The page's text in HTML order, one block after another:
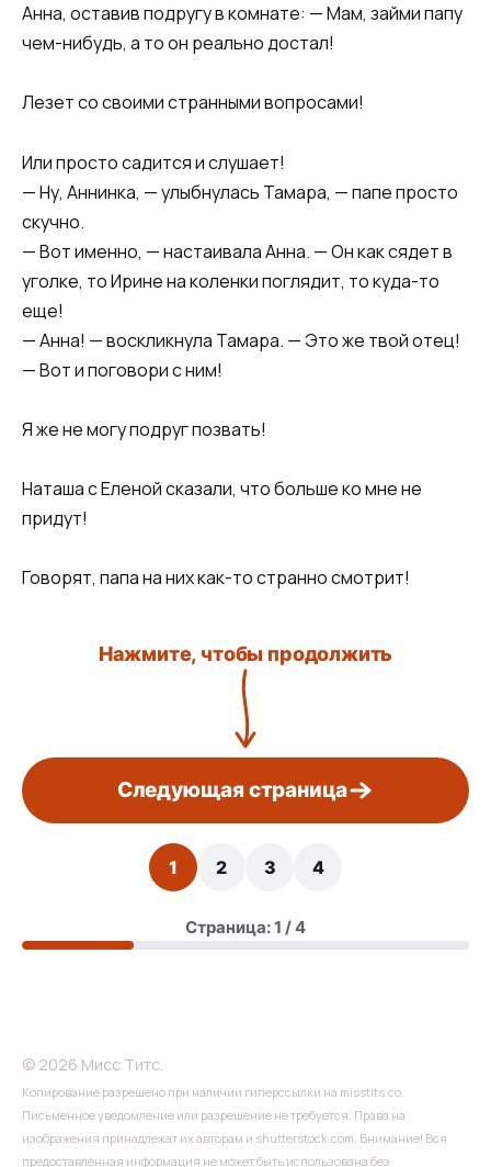
Анна, оставив подругу в комнате: — Мам, займи папу
чем-нибудь, а то он реально достал!
Лезет со своими странными вопросами!
Или просто садится и слушает!
— Ну, Аннинка, — улыбнулась Тамара, — папе просто
скучно.
— Вот именно, — настаивала Анна. — Он как сядет в
уголке, то Ирине на коленки поглядит, то куда-то
еще!
— Анна! — воскликнула Тамара. — Это же твой отец!
— Вот и поговори с ним!
Я же не могу подруг позвать!
Наташа с Еленой сказали, что больше ко мне не
придут!
Говорят, папа на них как-то странно смотрит!
Нажмите, чтобы продолжить
Следующая страница
1 2 3 4
Страница: 1 / 4
© 2026 Мисс Титс.
Копирование разрешено при наличии гиперссылки на misstits.co.
Письменное уведомление или разрешение не требуется. Права на
изображения принадлежат их авторам и shutterstock.com. Внимание! Вся
предоставленная информация не может быть использована без